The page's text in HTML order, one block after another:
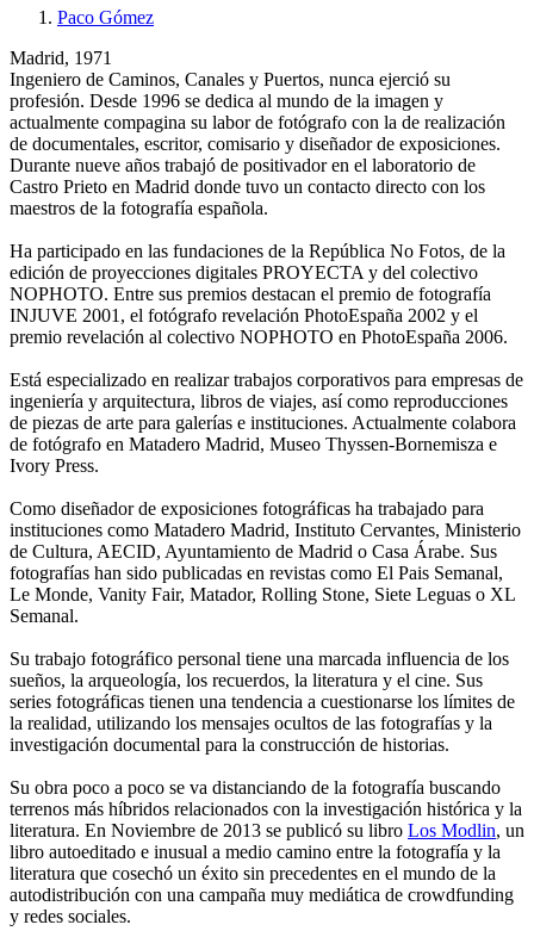
Paco Gómez
Madrid, 1971
Ingeniero de Caminos, Canales y Puertos, nunca ejerció su
profesión. Desde 1996 se dedica al mundo de la imagen y
actualmente compagina su labor de fotógrafo con la de realización
de documentales, escritor, comisario y diseñador de exposiciones.
Durante nueve años trabajó de positivador en el laboratorio de
Castro Prieto en Madrid donde tuvo un contacto directo con los
maestros de la fotografía española.
Ha participado en las fundaciones de la República No Fotos, de la
edición de proyecciones digitales PROYECTA y del colectivo
NOPHOTO. Entre sus premios destacan el premio de fotografía
INJUVE 2001, el fotógrafo revelación PhotoEspaña 2002 y el
premio revelación al colectivo NOPHOTO en PhotoEspaña 2006.
Está especializado en realizar trabajos corporativos para empresas de
ingeniería y arquitectura, libros de viajes, así como reproducciones
de piezas de arte para galerías e instituciones. Actualmente colabora
de fotógrafo en Matadero Madrid, Museo Thyssen-Bornemisza e
Ivory Press.
Como diseñador de exposiciones fotográficas ha trabajado para
instituciones como Matadero Madrid, Instituto Cervantes, Ministerio
de Cultura, AECID, Ayuntamiento de Madrid o Casa Árabe. Sus
fotografías han sido publicadas en revistas como El Pais Semanal,
Le Monde, Vanity Fair, Matador, Rolling Stone, Siete Leguas o XL
Semanal.
Su trabajo fotográfico personal tiene una marcada influencia de los
sueños, la arqueología, los recuerdos, la literatura y el cine. Sus
series fotográficas tienen una tendencia a cuestionarse los límites de
la realidad, utilizando los mensajes ocultos de las fotografías y la
investigación documental para la construcción de historias.
Su obra poco a poco se va distanciando de la fotografía buscando
terrenos más híbridos relacionados con la investigación histórica y la
literatura. En Noviembre de 2013 se publicó su libro Los Modlin, un
libro autoeditado e inusual a medio camino entre la fotografía y la
literatura que cosechó un éxito sin precedentes en el mundo de la
autodistribución con una campaña muy mediática de crowdfunding
y redes sociales.